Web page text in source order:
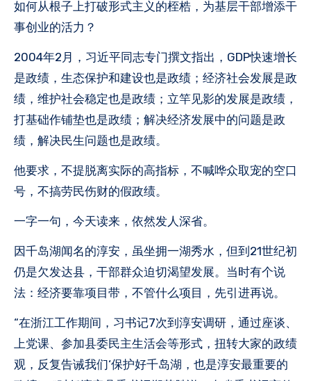
如何从根子上打破形式主义的桎梏，为基层干部增添干
事创业的活力？
2004年2月，习近平同志专门撰文指出，GDP快速增长
是政绩，生态保护和建设也是政绩；经济社会发展是政
绩，维护社会稳定也是政绩；立竿见影的发展是政绩，
打基础作铺垫也是政绩；解决经济发展中的问题是政
绩，解决民生问题也是政绩。
他要求，不提脱离实际的高指标，不喊哗众取宠的空口
号，不搞劳民伤财的假政绩。
一字一句，今天读来，依然发人深省。
因千岛湖闻名的淳安，虽坐拥一湖秀水，但到21世纪初
仍是欠发达县，干部群众迫切渴望发展。当时有个说
法：经济要靠项目带，不管什么项目，先引进再说。
“在浙江工作期间，习书记7次到淳安调研，通过座谈、
上党课、参加县委民主生活会等形式，扭转大家的政绩
观，反复告诫我们‘保护好千岛湖，也是淳安最重要的